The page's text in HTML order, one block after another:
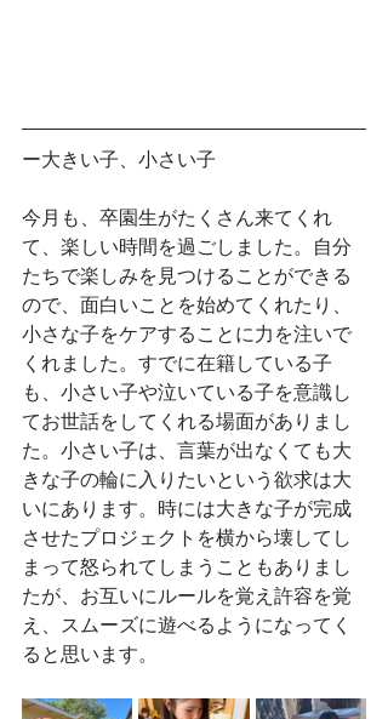
ー大きい子、小さい子
今月も、卒園生がたくさん来てくれ
て、楽しい時間を過ごしました。自分
たちで楽しみを見つけることができる
ので、面白いことを始めてくれたり、
小さな子をケアすることに力を注いで
くれました。すでに在籍している子
も、小さい子や泣いている子を意識し
てお世話をしてくれる場面がありまし
た。小さい子は、言葉が出なくても大
きな子の輪に入りたいという欲求は大
いにあります。時には大きな子が完成
させたプロジェクトを横から壊してし
まって怒られてしまうこともありまし
たが、お互いにルールを覚え許容を覚
え、スムーズに遊べるようになってく
ると思います。